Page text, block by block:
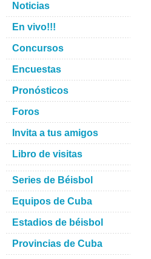
Noticias
En vivo!!!
Concursos
Encuestas
Pronósticos
Foros
Invita a tus amigos
Libro de visitas
Series de Béisbol
Equipos de Cuba
Estadios de béisbol
Provincias de Cuba